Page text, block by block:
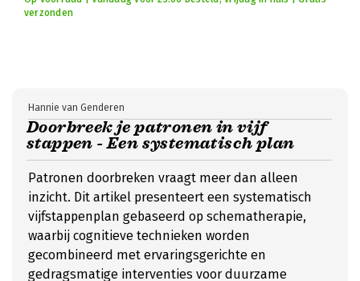
verzonden
Doorbreek je patronen in vijf
stappen - Een systematisch plan
Hannie van Genderen
Patronen doorbreken vraagt meer dan alleen
inzicht. Dit artikel presenteert een systematisch
vijfstappenplan gebaseerd op schematherapie,
waarbij cognitieve technieken worden
gecombineerd met ervaringsgerichte en
gedragsmatige interventies voor duurzame